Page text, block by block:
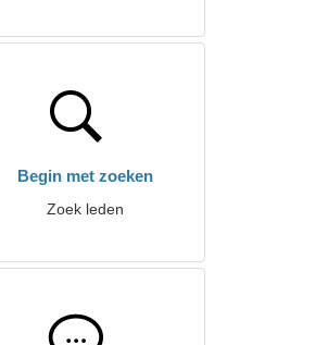
Begin met zoeken
Zoek leden